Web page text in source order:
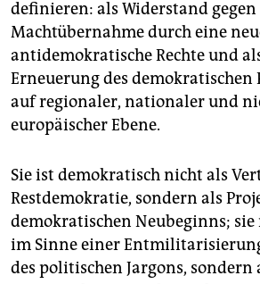
definieren: als Widerstand
Machtübernahme durch eine
antidemokratische Rechte und
Erneuerung des demokratischen
auf regionaler, nationaler und
europäischer Ebene.
Sie ist demokratisch nicht als
Restdemokratie, sondern als
demokratischen Neubeginns;
im Sinne einer
des politischen Jargons, sondern